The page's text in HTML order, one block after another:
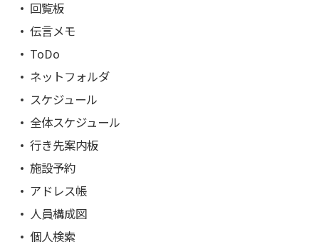
回覧板
伝言メモ
ToDo
ネットフォルダ
スケジュール
全体スケジュール
行き先案内板
施設予約
アドレス帳
人員構成図
個人検索